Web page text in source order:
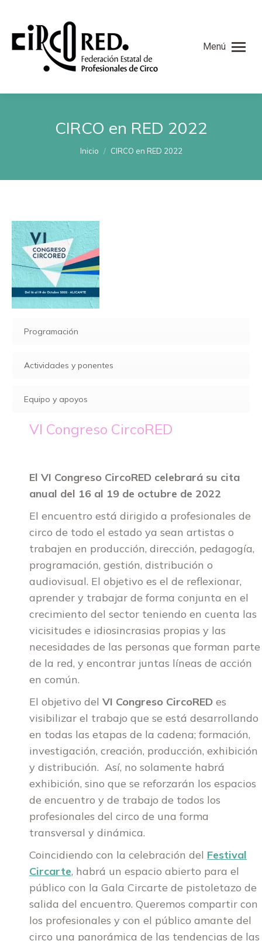
Menú
CIRCO en RED 2022
Estás aquí:
Inicio CIRCO en RED 2022
Programación
Actividades y ponentes
Equipo y apoyos
VI Congreso CircoRED
El VI Congreso CircoRED celebrará su cita
anual del 16 al 19 de octubre de 2022
El encuentro está dirigido a profesionales de
circo de todo el estado ya sean artistas o
trabajen en producción, dirección, pedagogía,
programación, gestión, distribución o
audiovisual. El objetivo es el de reflexionar,
aprender y trabajar de forma conjunta en el
crecimiento del sector teniendo en cuenta las
vicisitudes e idiosincrasias propias y las
necesidades de las personas que forman parte
de la red, y encontrar juntas líneas de acción
en común.
El objetivo del VI Congreso CircoRED es
visibilizar el trabajo que se está desarrollando
en todas las etapas de la cadena; formación,
investigación, creación, producción, exhibición
y distribución. Así, no solamente habrá
exhibición, sino que se reforzarán los espacios
de encuentro y de trabajo de todos los
profesionales del circo de una forma
transversal y dinámica.
Coincidiendo con la celebración del Festival
Circarte, habrá un espacio abierto para el
público con la Gala Circarte de pistoletazo de
salida del encuentro. Queremos compartir con
los profesionales y con el público amante del
circo una panorámica de las tendencias de las